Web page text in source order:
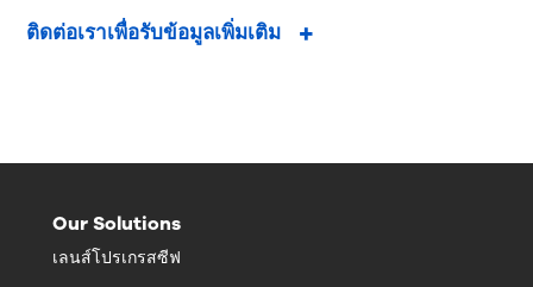
ติดต่อเราเพื่อรับข้อมูลเพิ่มเติม
Our Solutions
เลนส์โปรเกรสซีฟ